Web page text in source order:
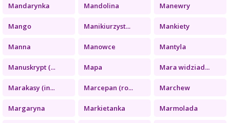
Mandarynka Mandolina Manewry
Mango Manikiurzyst... Mankiety
Manna Manowce Mantyla
Manuskrypt (... Mapa Mara widziad...
Marakasy (in... Marcepan (ro... Marchew
Margaryna Markietanka Marmolada